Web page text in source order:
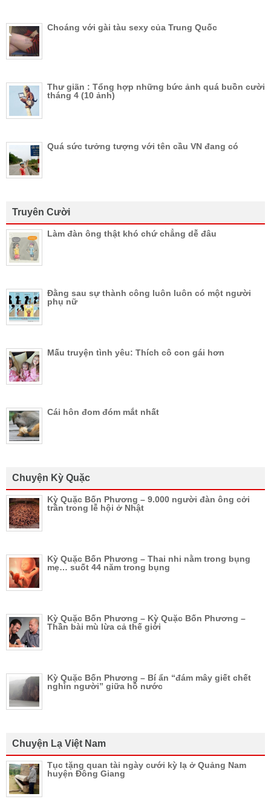
Choáng với gài tàu sexy của Trung Quốc
Thư giãn : Tổng hợp những bức ảnh quá buồn cười
tháng 4 (10 ảnh)
Quá sức tưởng tượng với tên cầu VN đang có
Truyên Cười
Làm đàn ông thật khó chứ chẳng dễ đâu
Đằng sau sự thành công luôn luôn có một người
phụ nữ
Mấu truyện tình yêu: Thích cô con gái hơn
Cái hôn đom đóm mắt nhất
Chuyện Kỳ Quặc
Kỳ Quặc Bốn Phương – 9.000 người đàn ông cởi
trần trong lễ hội ở Nhật
Kỳ Quặc Bốn Phương – Thai nhi nằm trong bụng
mẹ… suốt 44 năm trong bụng
Kỳ Quặc Bốn Phương – Kỳ Quặc Bốn Phương –
Thần bài mù lừa cả thế giới
Kỳ Quặc Bốn Phương – Bí ẩn “đám mây giết chết
nghìn người” giữa hồ nước
Chuyện Lạ Việt Nam
Tục tặng quan tài ngày cưới kỳ lạ ở Quảng Nam
huyện Đông Giang